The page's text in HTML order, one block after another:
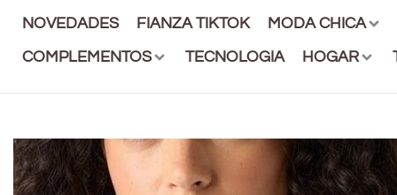
NOVEDADES FIANZA TIKTOK
MODA CHICA
COMPLEMENTOS
TECNOLOGIA HOGAR